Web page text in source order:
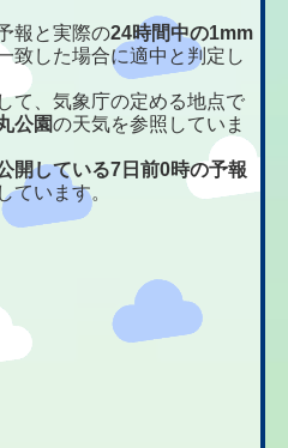
報と実際の24時間中の1mm
致した場合に適中と判定し
て、気象庁の定める地点で
公園の天気を参照していま
開している7日前0時の予報
ています。